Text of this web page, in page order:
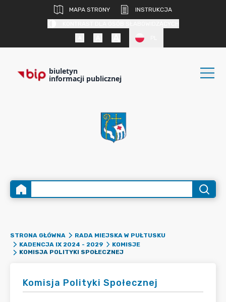
MAPA STRONY
INSTRUKCJA
biuletyn
informacji publicznej
STRONA GŁÓWNA
RADA MIEJSKA W PUŁTUSKU
KADENCJA IX 2024 - 2029
KOMISJE
KOMISJA POLITYKI SPOŁECZNEJ
Komisja Polityki Społecznej